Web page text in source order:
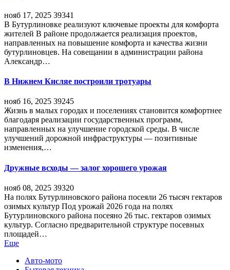
нояб 17, 2025 39341
В Бутурлиновке реализуют ключевые проекты для комфорта
жителей В районе продолжается реализация проектов,
направленных на повышение комфорта и качества жизни
бутурлиновцев. На совещании в администрации района
Александр…
В Нижнем Кисляе построили тротуары
нояб 16, 2025 39245
Жизнь в малых городах и поселениях становится комфортнее
благодаря реализации государственных программ,
направленных на улучшение городской среды. В числе
улучшений дорожной инфраструктуры — позитивные
изменения,…
Дружные всходы — залог хорошего урожая
нояб 08, 2025 39320
На полях Бутурлиновского района посеяли 26 тысяч гектаров
озимых культур Под урожай 2026 года на полях
Бутурлиновского района посеяно 26 тыс. гектаров озимых
культур. Согласно предварительной структуре посевных
площадей…
Еще
Авто-мото